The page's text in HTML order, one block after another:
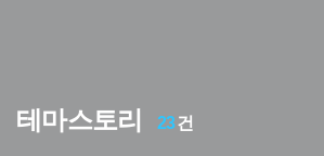
테마스토리 23건